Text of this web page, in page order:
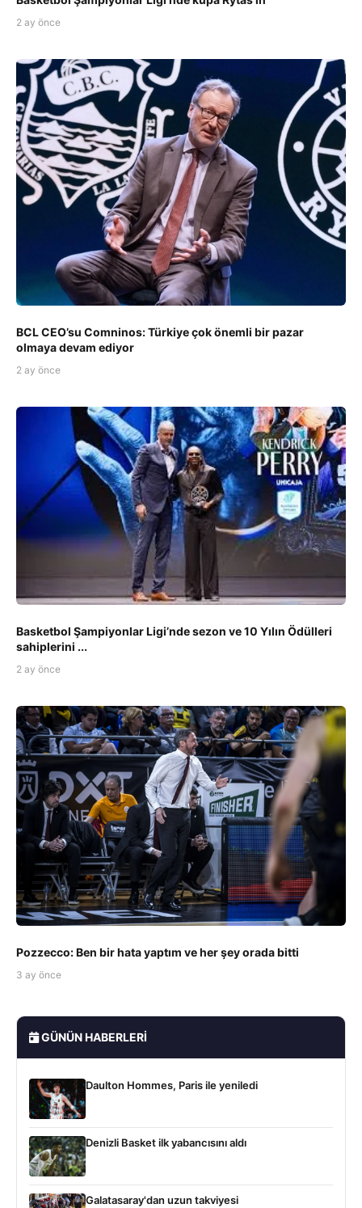
2 ay önce
BCL CEO’su Comninos: Türkiye çok önemli bir pazar
olmaya devam ediyor
2 ay önce
Basketbol Şampiyonlar Ligi’nde sezon ve 10 Yılın Ödülleri
sahiplerini ...
2 ay önce
Pozzecco: Ben bir hata yaptım ve her şey orada bitti
3 ay önce
GÜNÜN HABERLERI
Daulton Hommes, Paris ile yeniledi
Denizli Basket ilk yabancısını aldı
Galatasaray'dan uzun takviyesi